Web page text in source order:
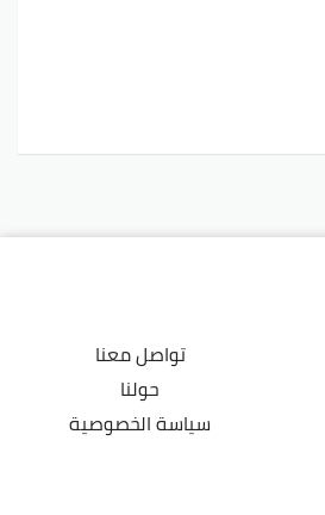
تواصل معنا
حولنا
سياسة الخصوصية